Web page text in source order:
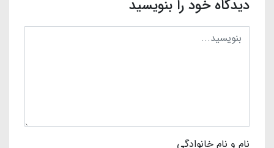
دیدگاه خود را بنویسید
نام و نام خانوادگی